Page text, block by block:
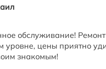
обслуживание! Ремонт
уровне, цены приятно
знакомым!